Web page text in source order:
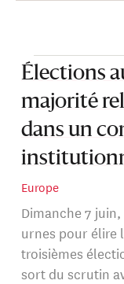
Élections
majorité
dans un
Europe
Dimanche 7
urnes pour élire
troisièmes
sort du scrutin